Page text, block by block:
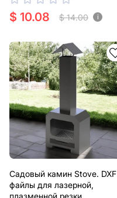
$ 10.08 $ 14.00 i
Садовый камин Stove. DXF
файлы для лазерной,
плазменной резки